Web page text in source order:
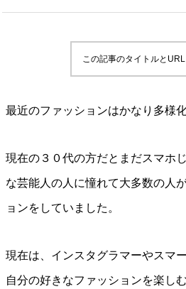
この記事のタイトルと
最近のファッションはかなり多様
現在の３０代の方だとまだスマホ
な芸能人の人に憧れて大多数の人
ョンをしていました。
現在は、インスタグラマーやスマ
自分の好きなファッションを楽し